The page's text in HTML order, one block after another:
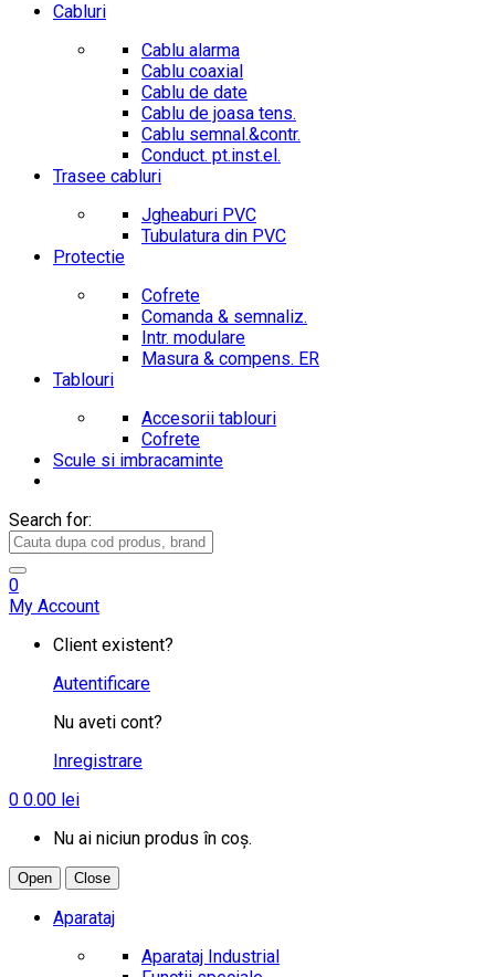
Cabluri
Cablu alarma
Cablu coaxial
Cablu de date
Cablu de joasa tens.
Cablu semnal.&contr.
Conduct. pt.inst.el.
Trasee cabluri
Jgheaburi PVC
Tubulatura din PVC
Protectie
Cofrete
Comanda & semnaliz.
Intr. modulare
Masura & compens. ER
Tablouri
Accesorii tablouri
Cofrete
Scule si imbracaminte
Search for:
0
My Account
Client existent?
Autentificare
Nu aveti cont?
Inregistrare
0 0.00 lei
Nu ai niciun produs în coș.
Open Close
Aparataj
Aparataj Industrial